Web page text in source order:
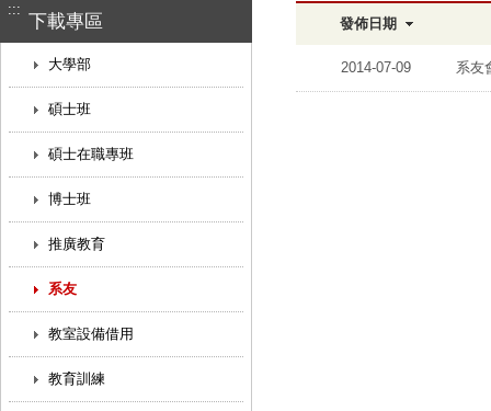
:::
下載專區
大學部
碩士班
碩士在職專班
博士班
推廣教育
系友
教室設備借用
教育訓練
發佈日期
2014-07-09 系友